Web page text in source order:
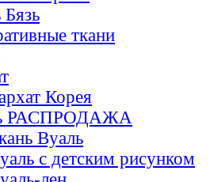
Бязь
ткани
Корея
РАСПРОДАЖА
Вуаль
с детским рисунком